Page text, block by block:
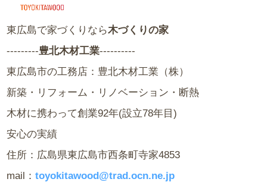
東広島で家づくりなら木づくりの家
---------豊北木材工業----------
東広島市の工務店：豊北木材工業（株）
新築・リフォーム・リノベーション・断熱
木材に携わって創業92年(設立78年目)
安心の実績
住所：広島県東広島市西条町寺家4853
mail：toyokitawood@trad.ocn.ne.jp